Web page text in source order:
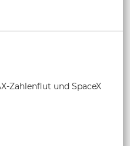
Zahlenflut und SpaceX